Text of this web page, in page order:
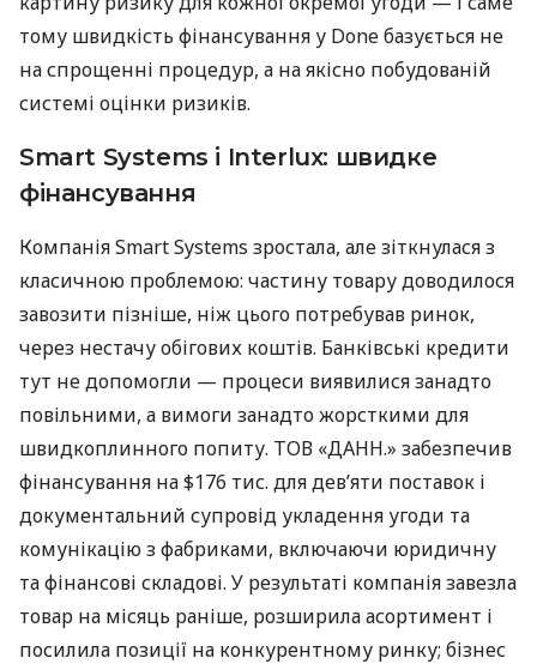
тому швидкість фінансування у Done базується не
на спрощенні процедур, а на якісно побудованій
системі оцінки ризиків.
Smart Systems і Interlux: швидке
фінансування
Компанія Smart Systems зростала, але зіткнулася з
класичною проблемою: частину товару доводилося
завозити пізніше, ніж цього потребував ринок,
через нестачу обігових коштів. Банківські кредити
тут не допомогли — процеси виявилися занадто
повільними, а вимоги занадто жорсткими для
швидкоплинного попиту. ТОВ «ДАНН.» забезпечив
фінансування на $176 тис. для дев’яти поставок і
документальний супровід укладення угоди та
комунікацію з фабриками, включаючи юридичну
та фінансові складові. У результаті компанія завезла
товар на місяць раніше, розширила асортимент і
посилила позиції на конкурентному ринку; бізнес